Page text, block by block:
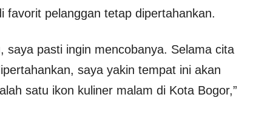
favorit pelanggan tetap dipertahankan.
saya pasti ingin mencobanya. Selama cita
saya yakin tempat ini akan
satu ikon kuliner malam di Kota Bogor,”